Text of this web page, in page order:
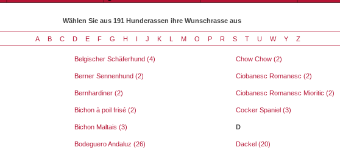
Wählen Sie aus 191 Hunderassen ihre Wunschrasse aus
A B C D E F G H I J K L M O P R S T U W Y Z
Belgischer Schäferhund (4)
Berner Sennenhund (2)
Bernhardiner (2)
Bichon à poil frisé (2)
Bichon Maltais (3)
Bodeguero Andaluz (26)
Chow Chow (2)
Ciobanesc Romanesc (2)
Ciobanesc Romanesc Mioritic (2)
Cocker Spaniel (3)
D
Dackel (20)